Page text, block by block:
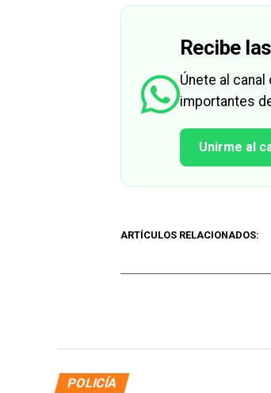
Recibe
Únete al
importantes
Unirme al
ARTÍCULOS RELACIONADOS:
POLICÍA